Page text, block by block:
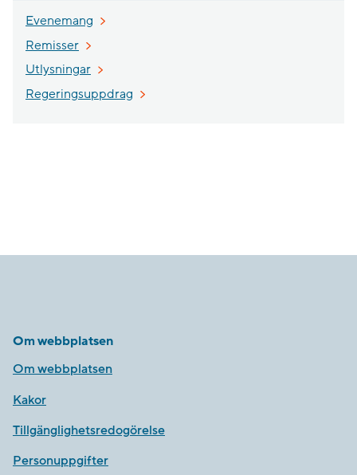
Evenemang
Remisser
Utlysningar
Regeringsuppdrag
Om webbplatsen
Om webbplatsen
Kakor
Tillgänglighetsredogörelse
Personuppgifter